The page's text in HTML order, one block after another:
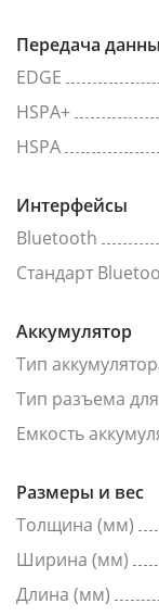
Передача
EDGE
HSPA+
HSPA
Интерфейсы
Bluetooth
Стандарт
Аккумулятор
Тип
Тип разъема
Емкость
Размеры и вес
Толщина (мм)
Ширина (мм)
Длина (мм)